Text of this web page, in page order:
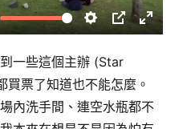
一些這個主辦 (Star
票了知道也不能怎麼。
內洗手間、連空水瓶都不